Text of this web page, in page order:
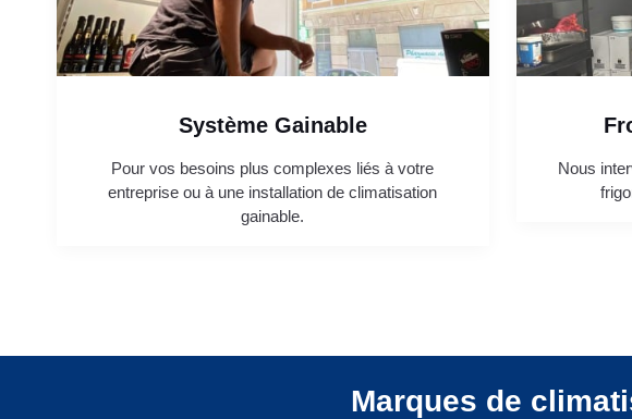
Système Gainable
Pour vos besoins plus complexes liés à votre
entreprise ou à une installation de climatisation
gainable.
Nous
Marques de